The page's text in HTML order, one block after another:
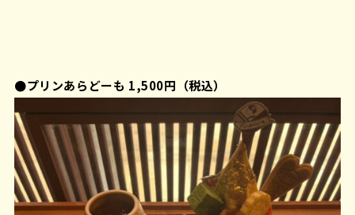
●プリンあらどーも 1,500円（税込）